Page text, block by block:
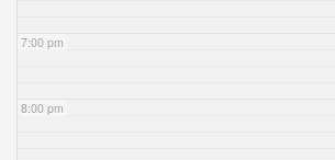
7:00 pm
8:00 pm